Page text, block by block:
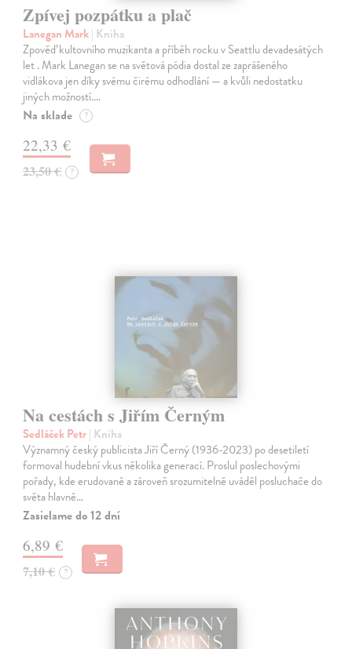
Zpívej pozpátku a plač
Lanegan Mark| Kniha
Zpověď kultovního muzikanta a příběh rocku v Seattlu devadesátých
let . Mark Lanegan se na světová pódia dostal ze zaprášeného
vidlákova jen díky svému čirému odhodlání — a kvůli nedostatku
jiných možností.…
Na sklade ?
22,33 €
23,50 € ?
Na cestách s Jiřím Černým
Sedláček Petr| Kniha
Významný český publicista Jiří Černý (1936-2023) po desetiletí
formoval hudební vkus několika generací. Proslul poslechovými
pořady, kde erudovaně a zároveň srozumitelně uváděl posluchače do
světa hlavně…
Zasielame do 12 dní
6,89 €
7,10 € ?